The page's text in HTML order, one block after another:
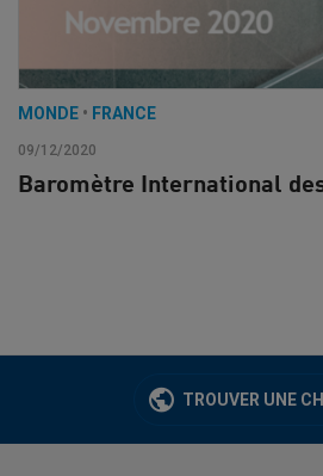
MONDE • FRANCE
09/12/2020
Baromètre International
TROUVER UNE